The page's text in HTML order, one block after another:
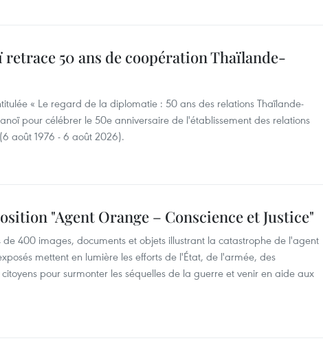
50 ans de coopération Thaïlande-
« Le regard de la diplomatie : 50 ans des relations Thaïlande-
pour célébrer le 50e anniversaire de l'établissement des relations
août 1976 - 6 août 2026).
"Agent Orange – Conscience et Justice"
de 400 images, documents et objets illustrant la catastrophe de l'agent
mettent en lumière les efforts de l'État, de l'armée, des
pour surmonter les séquelles de la guerre et venir en aide aux